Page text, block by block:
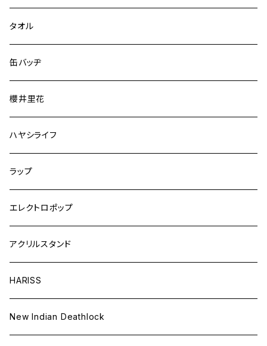
タオル
缶バッヂ
櫻井里花
ハヤシライフ
ラップ
エレクトロポップ
アクリルスタンド
HARISS
New Indian Deathlock